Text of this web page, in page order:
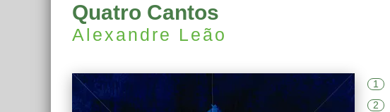
Quatro Cantos
Alexandre Leão
1
2